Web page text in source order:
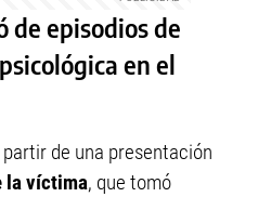
de episodios de
en el
de una presentación
la víctima, que tomó